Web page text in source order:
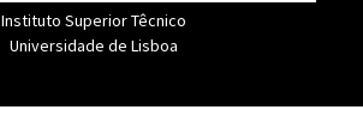
Instituto Superior Têcnico
Universidade de Lisboa